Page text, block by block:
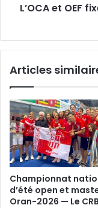
offsL’OCA et OEF
Articles
Championnat
d’été open et
Oran-2026 — Le CRB